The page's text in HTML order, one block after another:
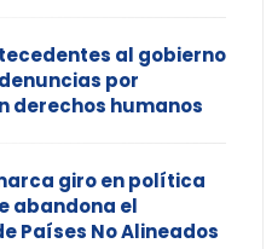
al gobierno
por
derechos humanos
giro en política
abandona el
Países No Alineados